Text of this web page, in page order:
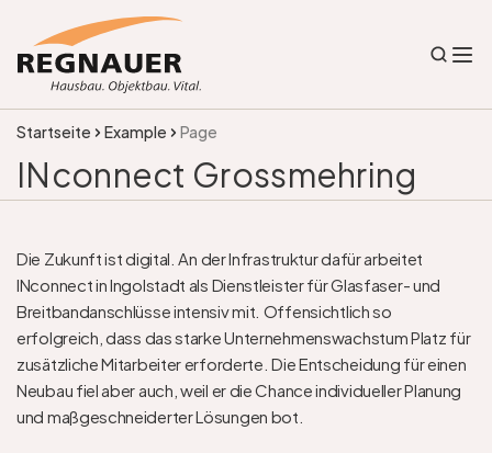
Startseite Example Page
INconnect Grossmehring
Die Zukunft ist digital. An der Infrastruktur dafür arbeitet
INconnect in Ingolstadt als Dienstleister für Glasfaser- und
Breitbandanschlüsse intensiv mit. Offensichtlich so
erfolgreich, dass das starke Unternehmenswachstum Platz für
zusätzliche Mitarbeiter erforderte. Die Entscheidung für einen
Neubau fiel aber auch, weil er die Chance individueller Planung
und maßgeschneiderter Lösungen bot.